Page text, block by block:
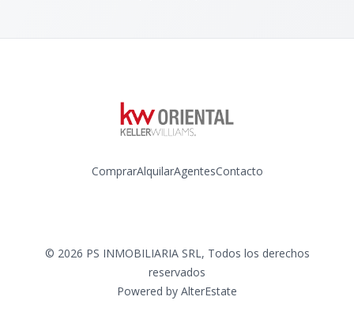
ComprarAlquilarAgentesContacto
© 2026 PS INMOBILIARIA SRL, Todos los derechos
reservados
Powered by AlterEstate